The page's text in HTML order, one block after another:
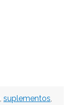
, suplementos,